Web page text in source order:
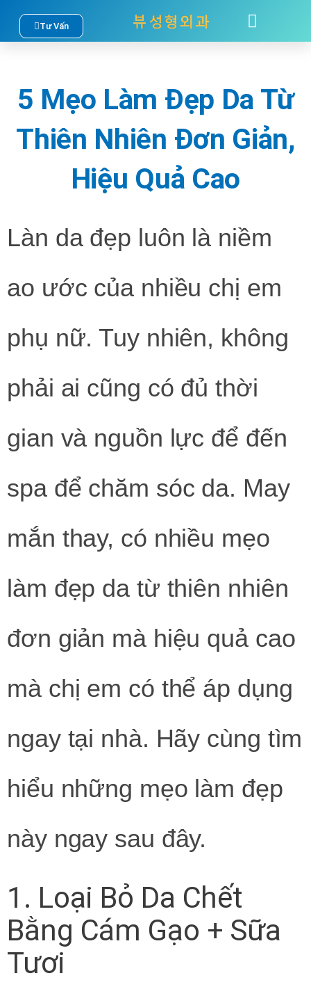
Nhảy
tới
nội
dung
Tư Vấn
5 Mẹo Làm Đẹp Da Từ
Thiên Nhiên Đơn Giản,
Hiệu Quả Cao
Làn da đẹp luôn là niềm
ao ước của nhiều chị em
phụ nữ. Tuy nhiên, không
phải ai cũng có đủ thời
gian và nguồn lực để đến
spa để chăm sóc da. May
mắn thay, có nhiều mẹo
làm đẹp da từ thiên nhiên
đơn giản mà hiệu quả cao
mà chị em có thể áp dụng
ngay tại nhà. Hãy cùng tìm
hiểu những mẹo làm đẹp
này ngay sau đây.
1. Loại Bỏ Da Chết
Bằng Cám Gạo + Sữa
Tươi